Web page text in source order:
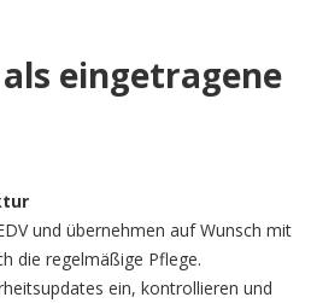
eingetragene
und übernehmen auf Wunsch mit
die regelmäßige Pflege.
ein, kontrollieren und